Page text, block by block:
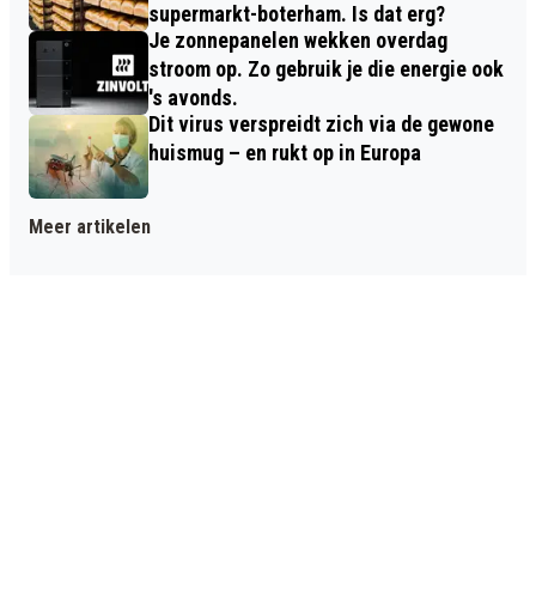
supermarkt-boterham. Is dat erg?
Je zonnepanelen wekken overdag
stroom op. Zo gebruik je die energie ook
's avonds.
Dit virus verspreidt zich via de gewone
huismug – en rukt op in Europa
Meer artikelen